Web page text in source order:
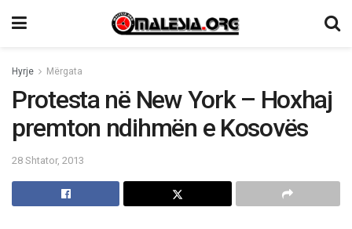
Hyrje Mërgata
Protesta në New York – Hoxhaj
premton ndihmën e Kosovës
28 Shtator, 2013